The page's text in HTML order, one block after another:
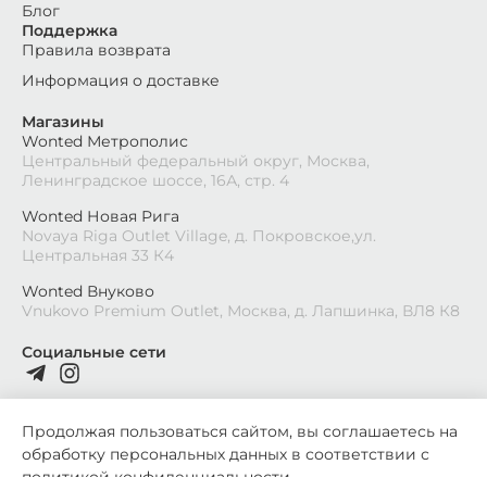
Социальные сети
Магазины
Wonted Метрополис
Центральный федеральный округ, Москва,
Ленинградское шоссе, 16А, стр. 4
Wonted Новая Рига
Novaya Riga Outlet Village, д. Покровское,ул.
Центральная 33 К4
Wonted Внуково
Vnukovo Premium Outlet, Москва, д. Лапшинка, ВЛ8 К8
Блог
Поддержка
Правила возврата
Информация о доставке
2026©Wonted
Продолжая пользоваться сайтом, вы соглашаетесь на
обработку персональных данных в соответствии с